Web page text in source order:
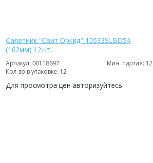
Салатник "Свит Оркид" 10533SLBD54
(162мм) 12шт.
Артикул: 00118697
Мин. партия: 12
Кол-во в упаковке: 12
Для просмотра цен авторизуйтесь